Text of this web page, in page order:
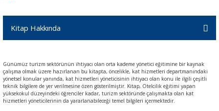
Kitap Hakkında
Günümüz turizm sektörünün ihtiyacı olan orta kademe yönetici eğitimine bir kaynak
çalışma olmak üzere hazırlanan bu kitapta, öncelikle, kat hizmetleri departmanındaki
yönetsel konular yanında, kat hizmetleri yöneticisinin ihtiyacı olan konu ile ilgili çeşitli
teknik bilgilere de yer verilmesine özen gösterilmiştir. Kitap, Otelcilik eğitimi yapan
yüksekokul düzeyindeki öğrenciler kadar, turizm sektöründe çalışmakta olan kat
hizmetleri yöneticilerinin da yararlanabileceği temel bilgileri içermektedir.